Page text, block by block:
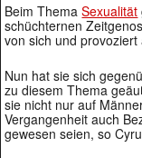
Beim ThemaSexualität
schüchternen
von sich und
Nun hat sie sich
zu diesem Thema
sie nicht nur auf
Vergangenheit auch
gewesen seien, so